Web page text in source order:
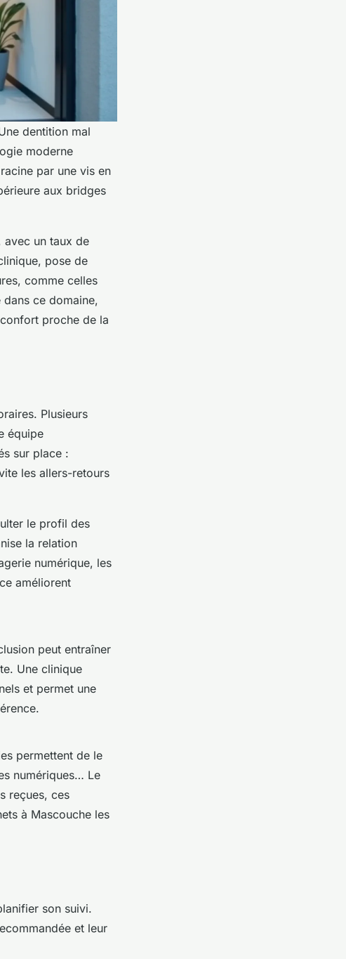
dentition mal
moderne
par une vis en
aux bridges
avec un taux de
pose de
comme celles
dans ce domaine,
proche de la
Plusieurs
équipe
sur place :
les allers-retours
le profil des
la relation
numérique, les
améliorent
peut entraîner
Une clinique
et permet une
permettent de le
numériques… Le
reçues, ces
à Mascouche les
son suivi.
et leur